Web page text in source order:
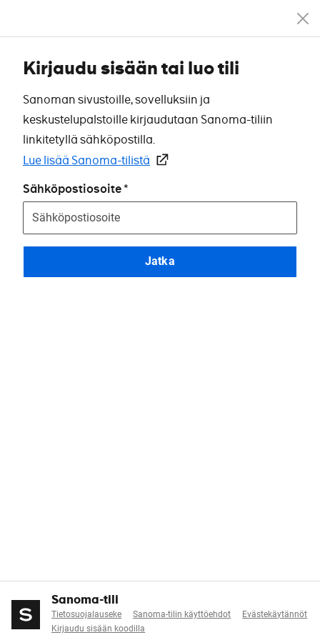
Kirjaudu sisään tai luo tili
Sanoman sivustoille, sovelluksiin ja
keskustelupalstoille kirjaudutaan Sanoma-tiliin
linkitetyllä sähköpostilla.
Lue lisää Sanoma-tilistä
Sähköpostiosoite
Jatka
Sanoma-tili
Tietosuojalauseke Sanoma-tilin käyttöehdot
Evästekäytännöt
Kirjaudu sisään koodilla